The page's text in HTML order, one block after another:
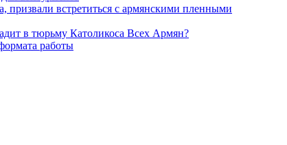
призвали встретиться с армянскими пленными
в тюрьму Католикоса Всех Армян?
работы